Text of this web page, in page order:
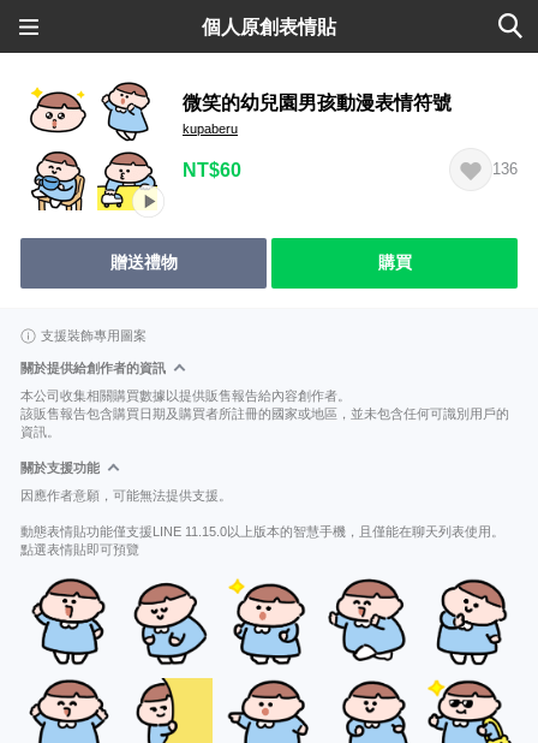
個人原創表情貼
微笑的幼兒園男孩動漫表情符號
kupaberu
NT$60 136
贈送禮物 購買
支援裝飾專用圖案
關於提供給創作者的資訊
本公司收集相關購買數據以提供販售報告給內容創作者。
該販售報告包含購買日期及購買者所註冊的國家或地區，並未包含任何可識別用戶的
資訊。
關於支援功能
因應作者意願，可能無法提供支援。
動態表情貼功能僅支援LINE 11.15.0以上版本的智慧手機，且僅能在聊天列表使用。
點選表情貼即可預覽